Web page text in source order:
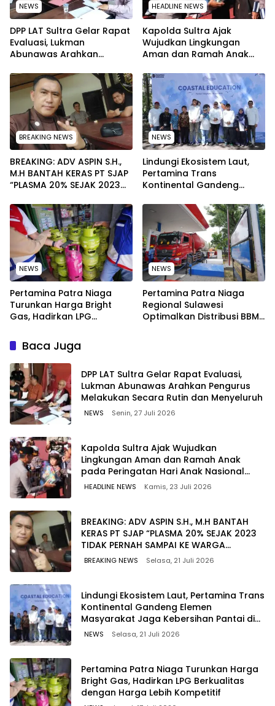
NEWS
‎DPP LAT Sultra Gelar Rapat
Evaluasi, Lukman
Abunawas Arahkan
Secara Rutin dan
Menyeluruh
HEADLINE NEWS
Kapolda Sultra Ajak
Wujudkan Lingkungan
Aman dan Ramah Anak
Nasional 2026
BREAKING NEWS
BREAKING: ADV ASPIN S.H.,
M.H BANTAH KERAS PT SJAP
“PLASMA 20% SEJAK 2023
WARGA WAWOONE!
NEWS
Lindungi Ekosistem Laut,
Pertamina Trans
Kontinental Gandeng
Kebersihan Pantai di
Bitung, Sulawesi
NEWS
Pertamina Patra Niaga
Turunkan Harga Bright
Gas, Hadirkan LPG
Lebih Kompetitif
NEWS
Pertamina Patra Niaga
Regional Sulawesi
Optimalkan Distribusi BBM
Baca Juga
‎DPP LAT Sultra Gelar Rapat Evaluasi,
Lukman Abunawas Arahkan Pengurus
Melakukan Secara Rutin dan Menyeluruh
NEWS Senin, 27 Juli 2026
Kapolda Sultra Ajak Wujudkan
Lingkungan Aman dan Ramah Anak
pada Peringatan Hari Anak Nasional
2026
HEADLINE NEWS Kamis, 23 Juli 2026
BREAKING: ADV ASPIN S.H., M.H BANTAH
KERAS PT SJAP “PLASMA 20% SEJAK 2023
TIDAK PERNAH SAMPAI KE WARGA
WAWOONE!
BREAKING NEWS Selasa, 21 Juli 2026
Lindungi Ekosistem Laut, Pertamina Trans
Kontinental Gandeng Elemen
Masyarakat Jaga Kebersihan Pantai di
Bitung, Sulawesi
NEWS Selasa, 21 Juli 2026
Pertamina Patra Niaga Turunkan Harga
Bright Gas, Hadirkan LPG Berkualitas
dengan Harga Lebih Kompetitif